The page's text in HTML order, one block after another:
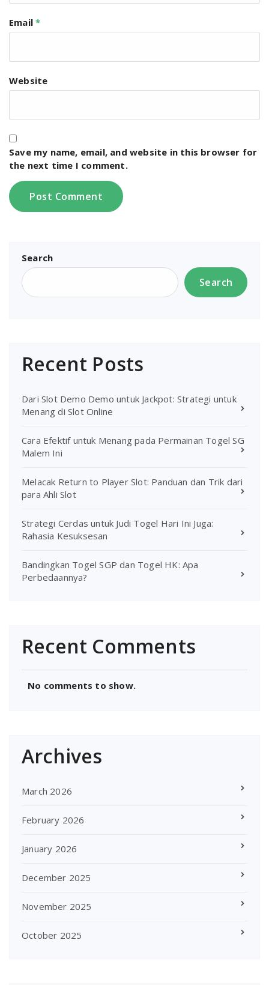
Email*
Website
Save my name, email, and website in this browser for
the next time I comment.
Search
Search
Recent Posts
Dari Slot Demo Demo untuk Jackpot: Strategi untuk
Menang di Slot Online
Cara Efektif untuk Menang pada Permainan Togel SG
Malem Ini
Melacak Return to Player Slot: Panduan dan Trik dari
para Ahli Slot
Strategi Cerdas untuk Judi Togel Hari Ini Juga:
Rahasia Kesuksesan
Bandingkan Togel SGP dan Togel HK: Apa
Perbedaannya?
Recent Comments
No comments to show.
Archives
March 2026
February 2026
January 2026
December 2025
November 2025
October 2025